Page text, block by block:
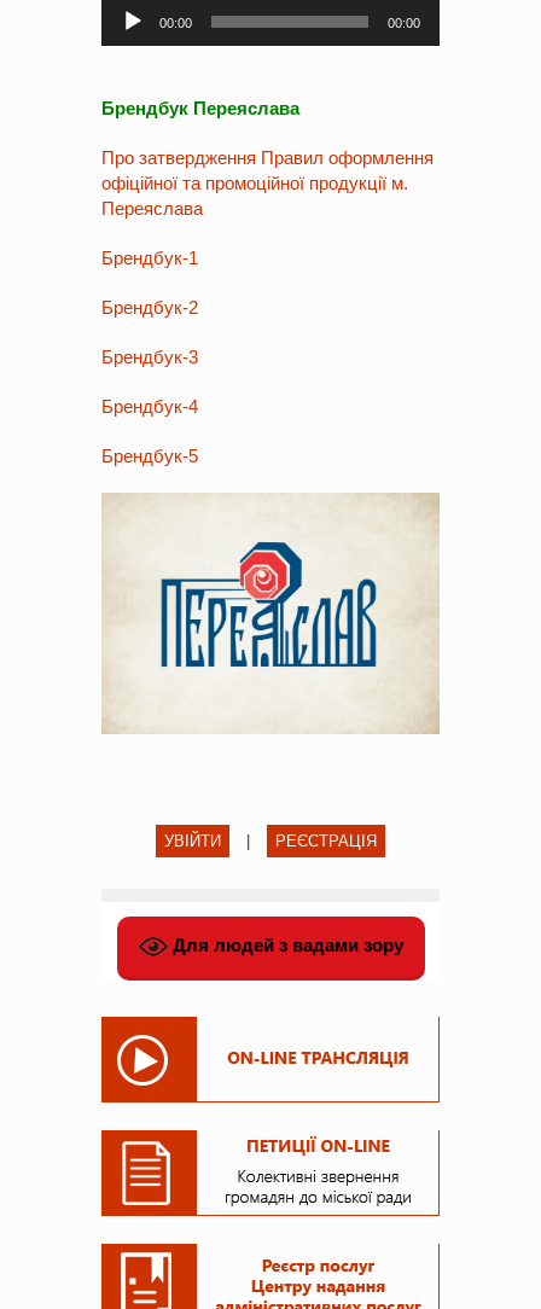
Аудіопрогравач
00:00 00:00
Брендбук Переяслава
Про затвердження Правил оформлення
офіційної та промоційної продукції м.
Переяслава
Брендбук-1
Брендбук-2
Брендбук-3
Брендбук-4
Брендбук-5
УВІЙТИ РЕЄСТРАЦІЯ
Для людей з вадами зору